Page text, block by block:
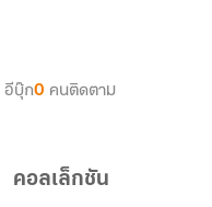
อีบุ๊ก0 คนติดตาม
คอลเล็กชัน